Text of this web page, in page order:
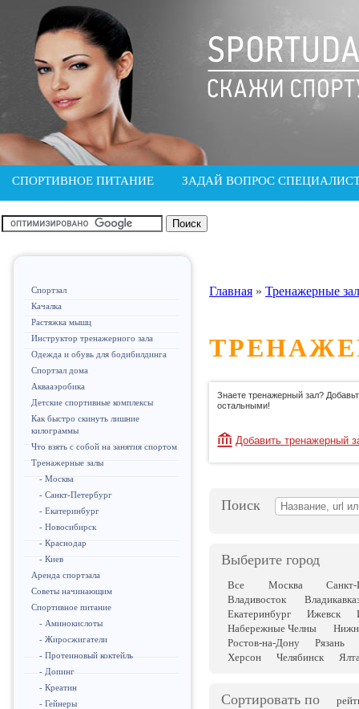
СПОРТИВНОЕ ПИТАНИЕ ЗАДАЙ ВОПРОС
Спортзал
Качалка
Растяжка мышц
Инструктор тренажерного зала
Одежда и обувь для бодибилдинга
Спортзал дома
Аквааэробика
Детские спортивные комплексы
Как быстро скинуть лишние
килограммы
Что взять с собой на занятия спортом
Тренажерные залы
- Москва
- Санкт-Петербург
- Екатеринбург
- Новосибирск
- Краснодар
- Киев
Аренда спортзала
Советы начинающим
Спортивное питание
- Аминокислоты
- Жиросжигатели
- Протеиновый коктейль
- Допинг
- Креатин
- Гейнеры
Главная » Тренажерные
Знаете тренажерный зал?
остальными!
Добавить тренажерный
Поиск
Выберите город
Все Москва
Санкт-
Владивосток
Екатеринбург
Ижевск
Набережные Челны
Ростов-на-Дону
Рязань
Херсон
Челябинск
Сортировать по